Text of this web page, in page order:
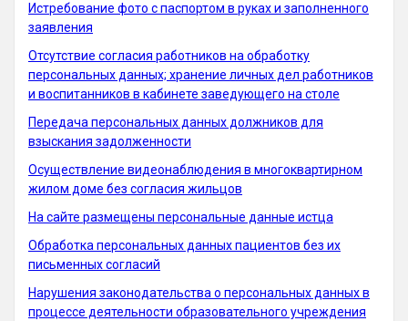
Истребование фото с паспортом в руках и заполненного
заявления
Отсутствие согласия работников на обработку
персональных данных; хранение личных дел работников
и воспитанников в кабинете заведующего на столе
Передача персональных данных должников для
взыскания задолженности
Осуществление видеонаблюдения в многоквартирном
жилом доме без согласия жильцов
На сайте размещены персональные данные истца
Обработка персональных данных пациентов без их
письменных согласий
Нарушения законодательства о персональных данных в
процессе деятельности образовательного учреждения